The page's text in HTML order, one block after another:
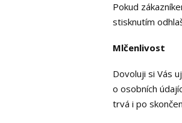
Pokud
stisknutím
Mlčenlivost
Dovoluji si Vás
o osobních
trvá i po